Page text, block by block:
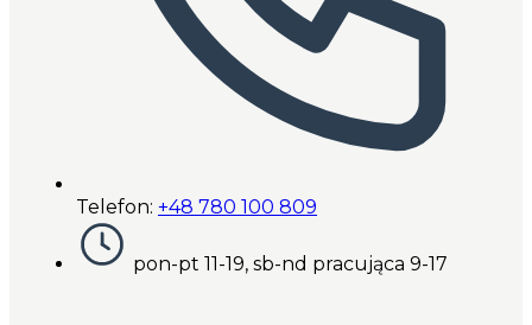
Telefon: +48 780 100 809
pon-pt 11-19, sb-nd pracująca 9-17